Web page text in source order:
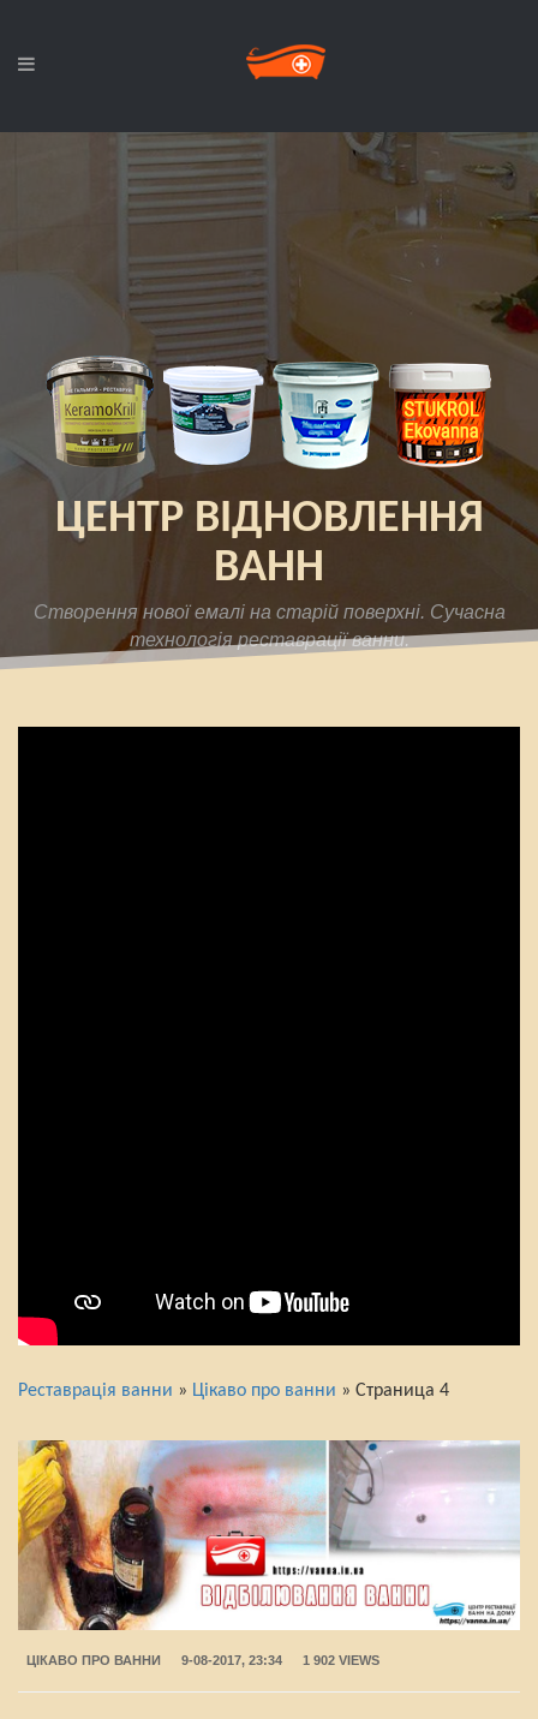
ЦЕНТР ВІДНОВЛЕННЯ
ВАНН
Cтворення нової емалі на старій поверхні. Сучасна
технологія реставрації ванни.
Реставрація ванни » Цікаво про ванни » Страница 4
ЦІКАВО ПРО ВАННИ 9-08-2017, 23:34 1 902 VIEWS